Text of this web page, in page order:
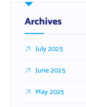
Archives
July 2025
June 2025
May 2025